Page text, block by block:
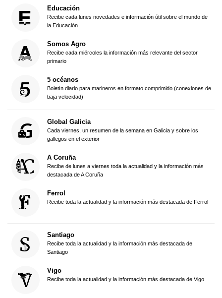
Educación
Recibe cada lunes novedades e información útil sobre el mundo de
la Educación
Somos Agro
Recibe cada miércoles la información más relevante del sector
primario
5 océanos
Boletín diario para marineros en formato comprimido (conexiones de
baja velocidad)
Global Galicia
Cada viernes, un resumen de la semana en Galicia y sobre los
gallegos en el exterior
A Coruña
Recibe de lunes a viernes toda la actualidad y la información más
destacada de A Coruña
Ferrol
Recibe toda la actualidad y la información más destacada de Ferrol
Santiago
Recibe toda la actualidad y la información más destacada de
Santiago
Vigo
Recibe toda la actualidad y la información más destacada de Vigo